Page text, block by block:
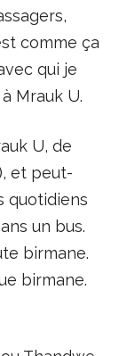
comme ça
qui je
Mrauk U.
U, de
et peut-
quotidiens
un bus.
birmane.
birmane.